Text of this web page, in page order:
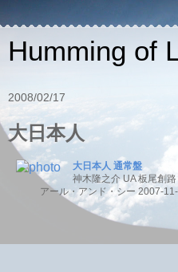
Humming of
2008/02/17
大日本人
大日本人 通常盤
神木隆之介 UA 板尾創路
アール・アンド・シー 2007-